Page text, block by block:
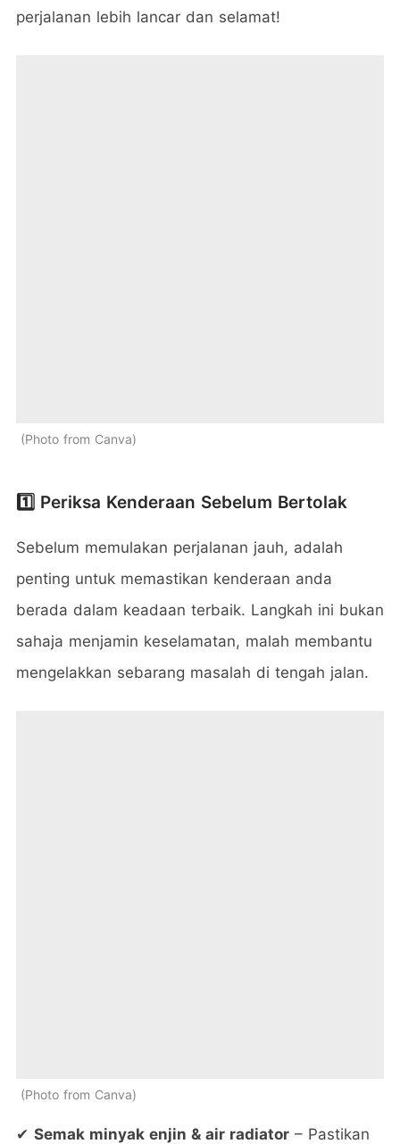
perjalanan lebih lancar dan selamat!
Photo from Canva
1️⃣ Periksa Kenderaan Sebelum Bertolak
Sebelum memulakan perjalanan jauh, adalah
penting untuk memastikan kenderaan anda
berada dalam keadaan terbaik. Langkah ini bukan
sahaja menjamin keselamatan, malah membantu
mengelakkan sebarang masalah di tengah jalan.
Photo from Canva
✔ Semak minyak enjin & air radiator – Pastikan